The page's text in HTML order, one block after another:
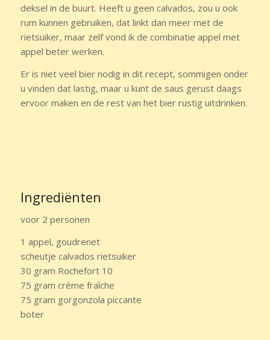
deksel in de buurt. Heeft u geen calvados, zou u ook
rum kunnen gebruiken, dat linkt dan meer met de
rietsuiker, maar zelf vond ik de combinatie appel met
appel beter werken.
Er is niet veel bier nodig in dit recept, sommigen onder
u vinden dat lastig, maar u kunt de saus gerust daags
ervoor maken en de rest van het bier rustig uitdrinken.
Ingrediënten
voor 2 personen
1 appel, goudrenet
scheutje calvados rietsuiker
30 gram Rochefort 10
75 gram crème fraîche
75 gram gorgonzola piccante
boter